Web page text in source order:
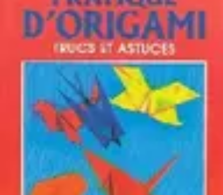
Astuces Rubik Cube
Astuces et TechniquesTechniques de Speedcubing Astuces et
Résolution Techniques et Astuces
Astuces Rubik Cube